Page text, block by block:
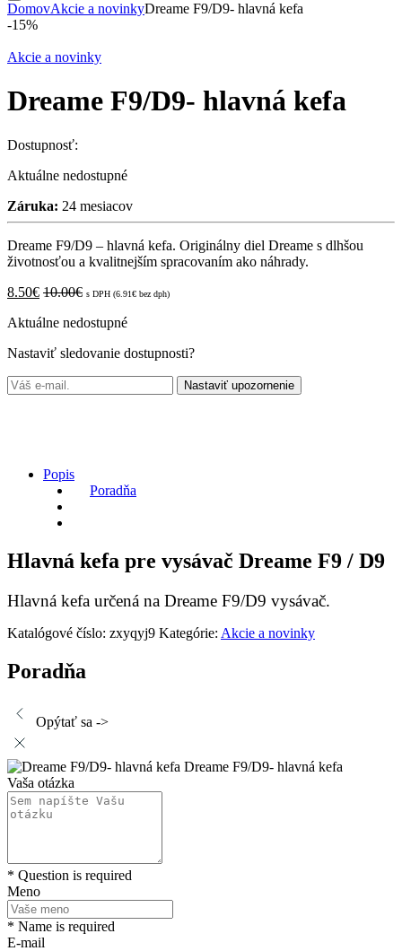
DomovAkcie a novinkyDreame F9/D9- hlavná kefa
-15%
Akcie a novinky
Dreame F9/D9- hlavná kefa
Dostupnosť:
Aktuálne nedostupné
Záruka: 24 mesiacov
Dreame F9/D9 – hlavná kefa. Originálny diel Dreame s dlhšou
životnosťou a kvalitnejším spracovaním ako náhrady.
8.50€ 10.00€ s DPH (6.91€ bez dph)
Aktuálne nedostupné
Nastaviť sledovanie dostupnosti?
Nastaviť upozornenie
Popis
Poradňa
Hlavná kefa pre vysávač Dreame F9 / D9
Hlavná kefa určená na Dreame F9/D9 vysávač.
Katalógové číslo: zxyqyj9 Kategórie: Akcie a novinky
Poradňa
Opýtať sa ->
Dreame F9/D9- hlavná kefa
Vaša otázka
* Question is required
Meno
* Name is required
E-mail